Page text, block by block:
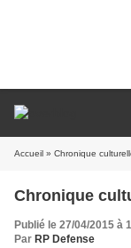
Accueil » Chronique
Chronique
Publié le 27/04/2015 à
Par RP Defense